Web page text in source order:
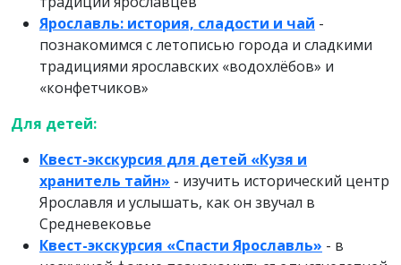
Ярославль: история, сладости и чай -
познакомимся с летописью города и сладкими
традициями ярославских «водохлёбов» и
«конфетчиков»
Для детей:
Квест-экскурсия для детей «Кузя и
хранитель тайн» - изучить исторический центр
Ярославля и услышать, как он звучал в
Средневековье
Квест-экскурсия «Спасти Ярославль» - в